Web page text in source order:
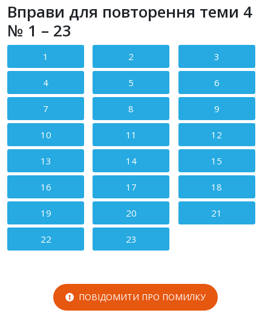
Вправи для повторення теми 4
№ 1 – 23
1 2 3
4 5 6
7 8 9
10 11 12
13 14 15
16 17 18
19 20 21
22 23
ПОВІДОМИТИ ПРО ПОМИЛКУ